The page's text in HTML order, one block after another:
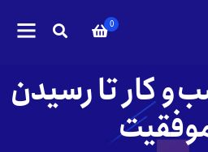
0
کار تا رسیدن